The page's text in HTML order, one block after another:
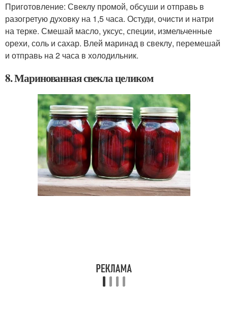
Приготовление: Свеклу промой, обсуши и отправь в
разогретую духовку на 1,5 часа. Остуди, очисти и натри
на терке. Смешай масло, уксус, специи, измельченные
орехи, соль и сахар. Влей маринад в свеклу, перемешай
и отправь на 2 часа в холодильник.
8. Маринованная свекла целиком